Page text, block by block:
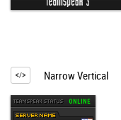
Narrow Vertical